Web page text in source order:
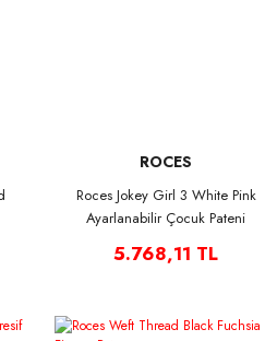
ROCES
Roces Jokey Girl 3 White Pink
Ayarlanabilir Çocuk Pateni
5.768,11 TL